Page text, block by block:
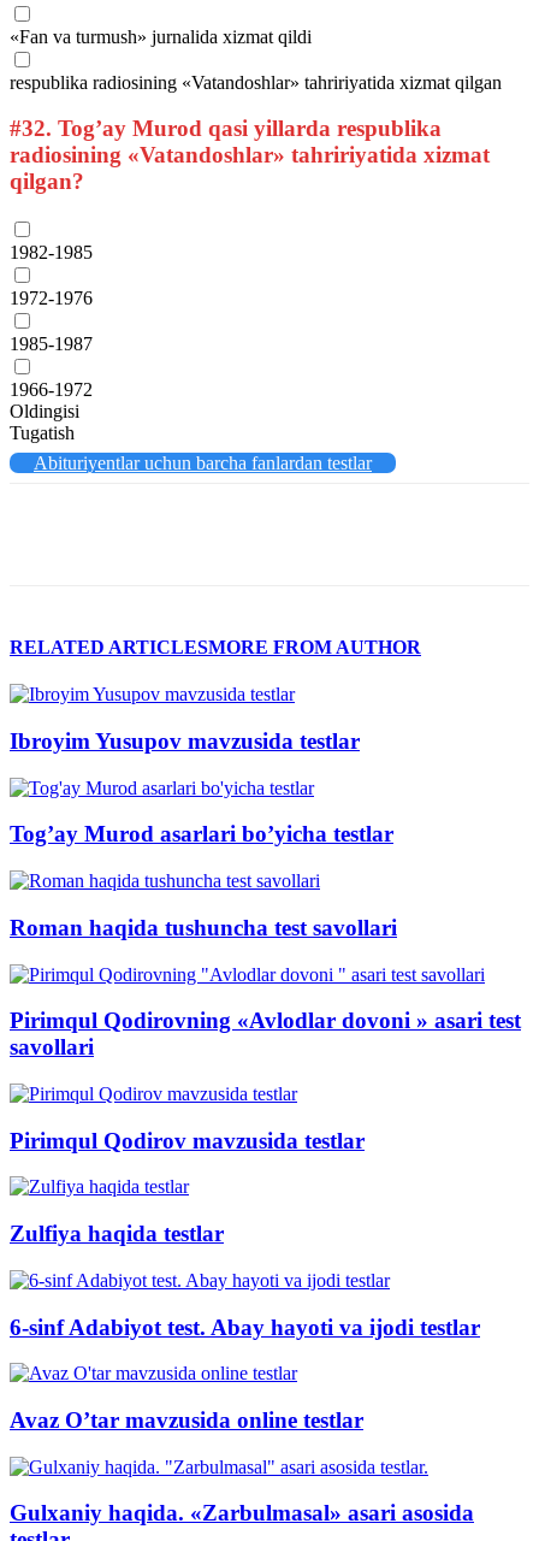
«Fan va turmush» jurnalida xizmat qildi
respublika radiosining «Vatandoshlar» tahririyatida xizmat qilgan
#32. Tog’ay Murod qasi yillarda respublika
radiosining «Vatandoshlar» tahririyatida xizmat
qilgan?
1982-1985
1972-1976
1985-1987
1966-1972
Oldingisi
Tugatish
Abituriyentlar uchun barcha fanlardan testlar
RELATED ARTICLESMORE FROM AUTHOR
Ibroyim Yusupov mavzusida testlar
Tog’ay Murod asarlari bo’yicha testlar
Roman haqida tushuncha test savollari
Pirimqul Qodirovning «Avlodlar dovoni » asari test
savollari
Pirimqul Qodirov mavzusida testlar
Zulfiya haqida testlar
6-sinf Adabiyot test. Abay hayoti va ijodi testlar
Avaz O’tar mavzusida online testlar
Gulxaniy haqida. «Zarbulmasal» asari asosida